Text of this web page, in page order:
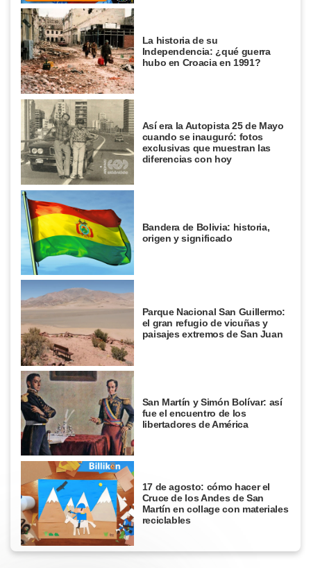
La historia de su
Independencia: ¿qué guerra
hubo en Croacia en 1991?
Así era la Autopista 25 de Mayo
cuando se inauguró: fotos
exclusivas que muestran las
diferencias con hoy
Bandera de Bolivia: historia,
origen y significado
Parque Nacional San Guillermo:
el gran refugio de vicuñas y
paisajes extremos de San Juan
San Martín y Simón Bolívar: así
fue el encuentro de los
libertadores de América
17 de agosto: cómo hacer el
Cruce de los Andes de San
Martín en collage con materiales
reciclables